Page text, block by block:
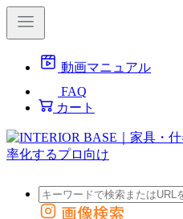
動画マニュアル
FAQ
カート
画像検索